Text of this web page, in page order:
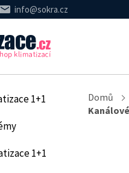
info@sokra.cz
1+1
1+1
Domů